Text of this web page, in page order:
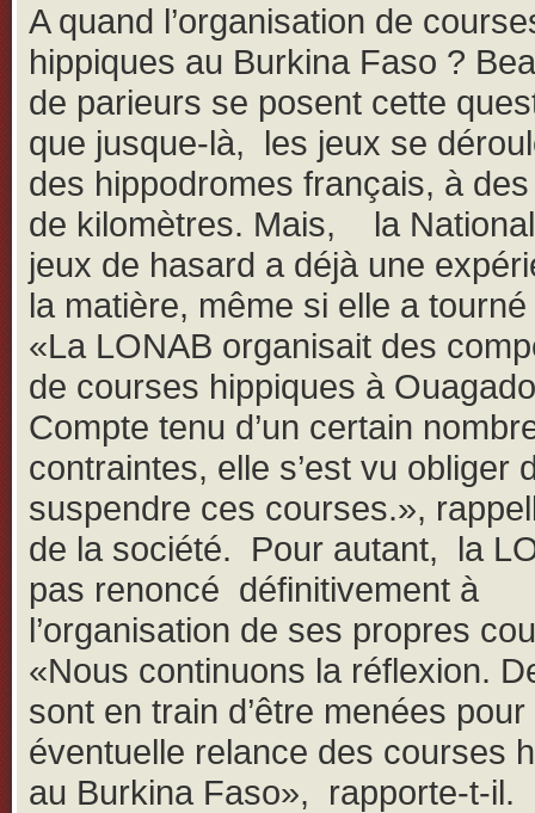
A quand l’organisation de
hippiques au Burkina Faso ?
de parieurs se posent cette
que jusque-là, les jeux se
des hippodromes français, à
de kilomètres. Mais, la
jeux de hasard a déjà une
la matière, même si elle a
«La LONAB organisait des
de courses hippiques à
Compte tenu d’un certain
contraintes, elle s’est vu obliger
suspendre ces courses.»,
de la société. Pour autant, la
pas renoncé définitivement à
l’organisation de ses propres
«Nous continuons la réflexion.
sont en train d’être menées
éventuelle relance des courses
au Burkina Faso», rapporte-t-il.